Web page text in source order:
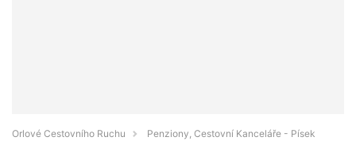
Orlové Cestovního Ruchu
Penziony, Cestovní Kanceláře - Písek